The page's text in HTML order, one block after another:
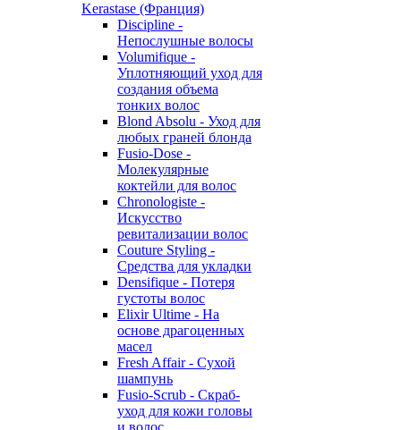
Kerastase (Франция)
Discipline -
Непослушные волосы
Volumifique -
Уплотняющий уход для
создания объема
тонких волос
Blond Absolu - Уход для
любых граней блонда
Fusio-Dose -
Молекулярные
коктейли для волос
Chronologiste -
Искусство
ревитализации волос
Couture Styling -
Средства для укладки
Densifique - Потеря
густоты волос
Elixir Ultime - На
основе драгоценных
масел
Fresh Affair - Сухой
шампунь
Fusio-Scrub - Скраб-
уход для кожи головы
и волос